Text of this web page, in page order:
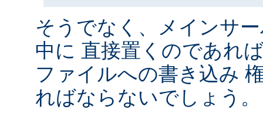
そうでなく、メインサ
中に 直接置くのであれ
ファイルへの書き込み
ればならないでしょう。